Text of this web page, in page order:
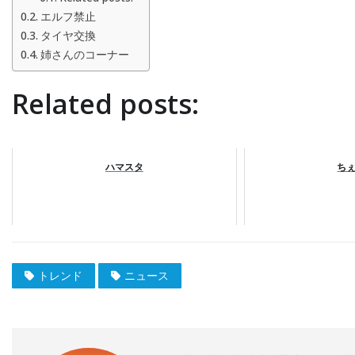
エルフ禁止
タイヤ交換
姉さんのコーナー
Related posts:
ハマスタ ち
トレンド ニュース